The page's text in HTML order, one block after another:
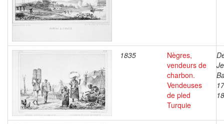
1835
Nègres,
vendeurs de
charbon.
Vendeuses
de pled
Turquie